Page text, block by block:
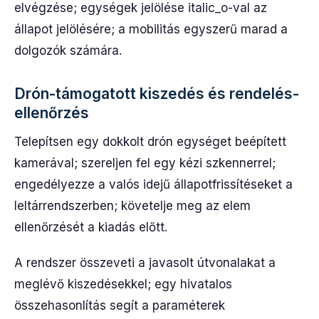
elvégzése; egységek jelölése italic_o-val az
állapot jelölésére; a mobilitás egyszerű marad a
dolgozók számára.
Drón-támogatott kiszedés és rendelés-
ellenőrzés
Telepítsen egy dokkolt drón egységet beépített
kamerával; szereljen fel egy kézi szkennerrel;
engedélyezze a valós idejű állapotfrissítéseket a
leltárrendszerben; követelje meg az elem
ellenőrzését a kiadás előtt.
A rendszer összeveti a javasolt útvonalakat a
meglévő kiszedésekkel; egy hivatalos
összehasonlítás segít a paraméterek